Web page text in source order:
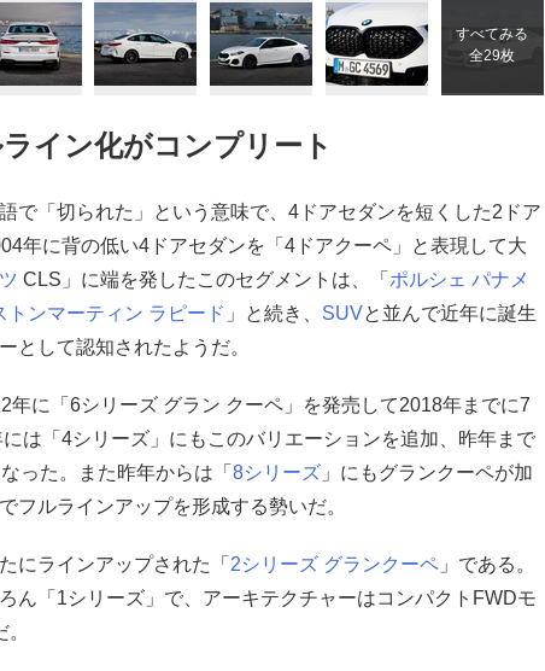
すべてみる
全29枚
イン化がコンプリート
で「切られた」という意味で、4ドアセダンを短くした2ドア
年に背の低い4ドアセダンを「4ドアクーペ」と表現して大
CLS」に端を発したこのセグメントは、「 ポルシェ パナメ
トンマーティン ラピード 」と続き、 SUVと並んで近年に誕生
として認知されたようだ。
年に「6シリーズ グラン クーペ」を発売して2018年までに7
は「4シリーズ」にもこのバリエーションを追加、昨年まで
った。また昨年からは「 8シリーズ 」にもグランクーペが加
フルラインアップを形成する勢いだ。
にラインアップされた「 2シリーズ グランクーペ 」である。
ん「1シリーズ」で、アーキテクチャーはコンパクトFWDモ